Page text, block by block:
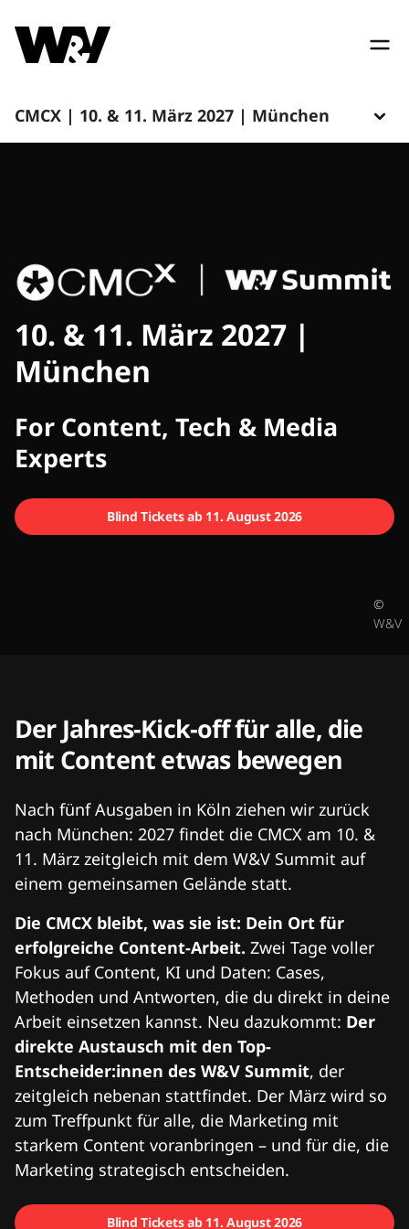
CMCX | 10. & 11. März 2027 | München
CMCX
10. & 11. März 2027 |
München
For Content, Tech & Media
Experts
Blind Tickets ab 11. August 2026
©
W&V
Der Jahres-Kick-off für alle, die
mit Content etwas bewegen
Nach fünf Ausgaben in Köln ziehen wir zurück
nach München: 2027 findet die CMCX am 10. &
11. März zeitgleich mit dem W&V Summit auf
einem gemeinsamen Gelände statt.
Die CMCX bleibt, was sie ist: Dein Ort für
erfolgreiche Content-Arbeit. Zwei Tage voller
Fokus auf Content, KI und Daten: Cases,
Methoden und Antworten, die du direkt in deine
Arbeit einsetzen kannst. Neu dazukommt: Der
direkte Austausch mit den Top-
Entscheider:innen des W&V Summit, der
zeitgleich nebenan stattfindet. Der März wird so
zum Treffpunkt für alle, die Marketing mit
starkem Content voranbringen – und für die, die
Marketing strategisch entscheiden.
Blind Tickets ab 11. August 2026